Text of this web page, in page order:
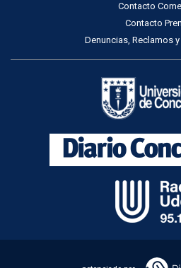
Contacto
Contacto
Denuncias, Reclamos